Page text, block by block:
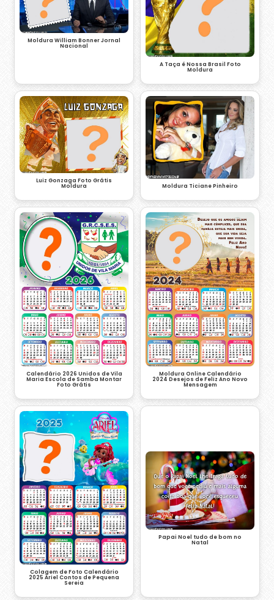
Moldura William Bonner Jornal
Nacional
A Taça é Nossa Brasil Foto
Moldura
Luiz Gonzaga Foto Grátis
Moldura Moldura Ticiane Pinheiro
Calendário 2026 Unidos de Vila
Maria Escola de Samba Montar
Foto Grátis
Moldura Online Calendário
2024 Desejos de Feliz Ano Novo
Mensagem
Colagem de Foto Calendário
2025 Ariel Contos de Pequena
Sereia
Papai Noel tudo de bom no
Natal